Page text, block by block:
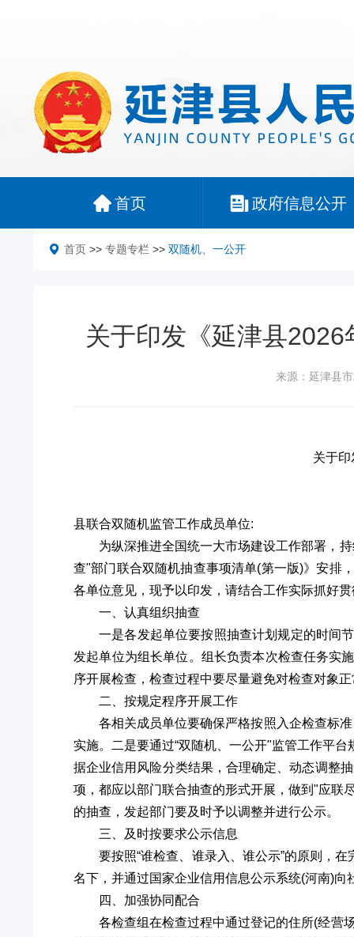
首页 政府信息公开
首页 >> 专题专栏 >> 双随机、一公开
关于印发《延津县2026
来源：延津县
关于印
县联合双随机监管工作成员单位:
为纵深推进全国统一大市场建设工作部署，
查"部门联合双随机抽查事项清单(第一版)》安排
各单位意见，现予以印发，请结合工作实际抓好
一、认真组织抽查
一是各发起单位要按照抽查计划规定的时间
发起单位为组长单位。组长负责本次检查任务实
序开展检查，检查过程中要尽量避免对检查对象
二、按规定程序开展工作
各相关成员单位要确保严格按照入企检查标
实施。二是要通过“双随机、一公开"监管工作平
据企业信用风险分类结果，合理确定、动态调整
项，都应以部门联合抽查的形式开展，做到"应联
的抽查，发起部门要及时予以调整并进行公示。
三、及时按要求公示信息
要按照“谁检查、谁录入、谁公示”的原则，
名下，并通过国家企业信用信息公示系统(河南)向
四、加强协同配合
各检查组在检查过程中通过登记的住所(经营